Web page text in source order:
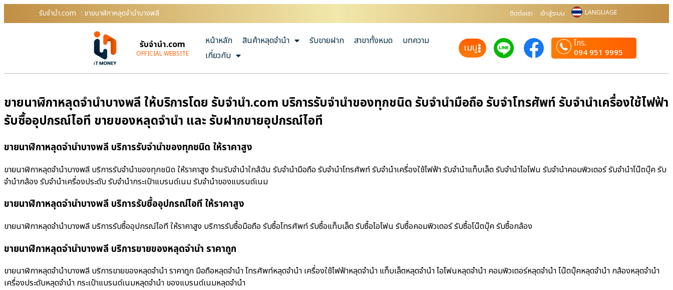
รับจํานํา.com : ขายนาฬิกาหลุดจำนำบางพลี ติดต่อเรา เข้าสู่ระบบ LANGUAGE
รับจํานํา.com
OFFICIAL WEBSITE
หน้าหลัก สินค้าหลุดจำนำ รับขายฝาก สาขาทั้งหมด
บทความ
เกี่ยวกับ
เมนู
โทร.
094 951 9995
ขายนาฬิกาหลุดจำนำบางพลี ให้บริการโดย รับจํานํา.com บริการรับจำนำของทุกชนิด รับจำนำมือถือ รับจำโทรศัพท์ รับจำนำเครื่องใช้ไฟฟ้า
รับซื้ออุปกรณ์ไอที ขายของหลุดจำนำ และ รับฝากขายอุปกรณ์ไอที
ขายนาฬิกาหลุดจำนำบางพลี บริการรับจำนำของทุกชนิด ให้ราคาสูง
ขายนาฬิกาหลุดจำนำบางพลี บริการรับจำนำของทุกชนิด ให้ราคาสูง ร้านรับจํานําใกล้ฉัน รับจำนำมือถือ รับจำนำโทรศัพท์ รับจำนำเครื่องใช้ไฟฟ้า รับจำนำแท็บเล็ต รับจำนำไอโฟน รับจำนำคอมพิวเตอร์ รับจำนำโน๊ตบุ๊ค รับ
จำนำกล้อง รับจำนำเครื่องประดับ รับจำนำกระเป๋าแบรนด์เนม รับจำนำของแบรนด์เนม
ขายนาฬิกาหลุดจำนำบางพลี บริการรับซื้ออุปกรณ์ไอที ให้ราคาสูง
ขายนาฬิกาหลุดจำนำบางพลี บริการรับซื้ออุปกรณ์ไอที ให้ราคาสูง บริการรับซื้อมือถือ รับซื้อโทรศัพท์ รับซื้อแท็บเล็ต รับซื้อไอโฟน รับซื้อคอมพิวเตอร์ รับซื้อโน๊ตบุ๊ค รับซื้อกล้อง
ขายนาฬิกาหลุดจำนำบางพลี บริการขายของหลุดจำนำ ราคาถูก
ขายนาฬิกาหลุดจำนำบางพลี บริการขายของหลุดจำนำ ราคาถูก มือถือหลุดจำนำ โทรศัพท์หลุดจำนำ เครื่องใช้ไฟฟ้าหลุดจำนำ แท็บเล็ตหลุดจำนำ ไอโฟนหลุดจำนำ คอมพิวเตอร์หลุดจำนำ โน๊ตบุ๊คหลุดจำนำ กล้องหลุดจำนำ
เครื่องประดับหลุดจำนำ กระเป๋าแบรนด์เนมหลุดจำนำ ของแบรนด์เนมหลุดจำนำ